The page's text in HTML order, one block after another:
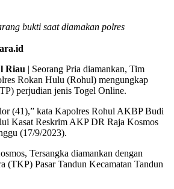
bukti saat diamakan polres
Riau | Seorang Pria diamankan, Tim
Rokan Hulu (Rohul) mengungkap
perjudian jenis Togel Online.
(41),” kata Kapolres Rohul AKBP Budi
Kasat Reskrim AKP DR Raja Kosmos
(17/9/2023).
Tersangka diamankan dengan
(TKP) Pasar Tandun Kecamatan Tandun